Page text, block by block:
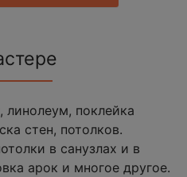
линолеум, поклейка
стен, потолков.
в санузлах и в
арок и многое другое.